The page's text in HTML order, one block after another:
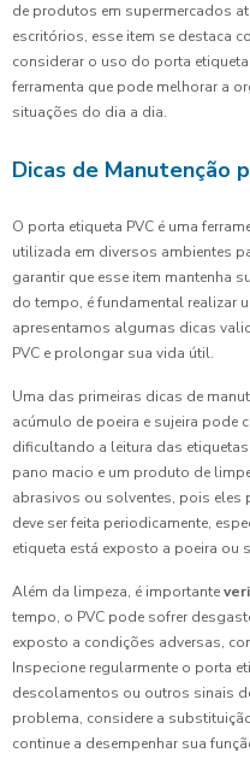
de produtos em supermercados
escritórios, esse item se destaca
considerar o uso do porta
ferramenta que pode melhorar a
situações do dia a dia.
Dicas de Manutenção
O porta etiqueta PVC é uma
utilizada em diversos ambientes
garantir que esse item mantenha
do tempo, é fundamental realizar
apresentamos algumas dicas
PVC e prolongar sua vida útil.
Uma das primeiras dicas de
acúmulo de poeira e sujeira pode
dificultando a leitura das
pano macio e um produto de
abrasivos ou solventes, pois eles
deve ser feita periodicamente,
etiqueta está exposto a poeira ou
Além da limpeza, é importante
tempo, o PVC pode sofrer
exposto a condições adversas,
Inspecione regularmente o porta
descolamentos ou outros sinais
problema, considere a
continue a desempenhar sua